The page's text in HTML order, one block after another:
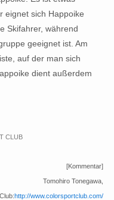
eignet sich Happoike
Skifahrer, während
geeignet ist. Am
auf der man sich
dient außerdem
CLUB
[Kommentar]
Tomohiro Tonegawa,
http://www.colorsportclub.com/